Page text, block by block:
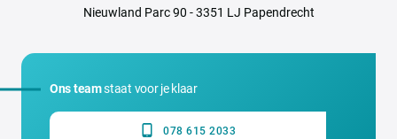
Nieuwland Parc 90 - 3351 LJ Papendrecht
Ons teamstaat voor je klaar
078 615 2033